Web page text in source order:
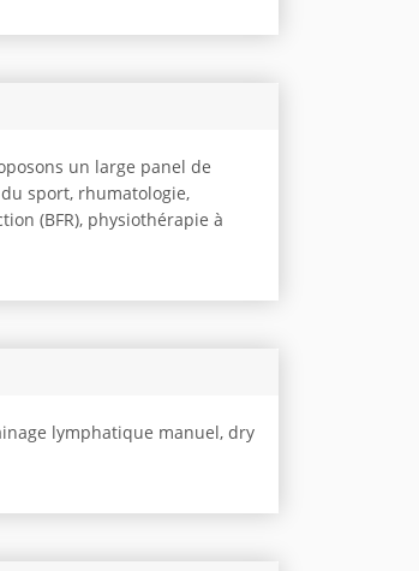
un large panel de
sport, rhumatologie,
(BFR), physiothérapie à
lymphatique manuel, dry